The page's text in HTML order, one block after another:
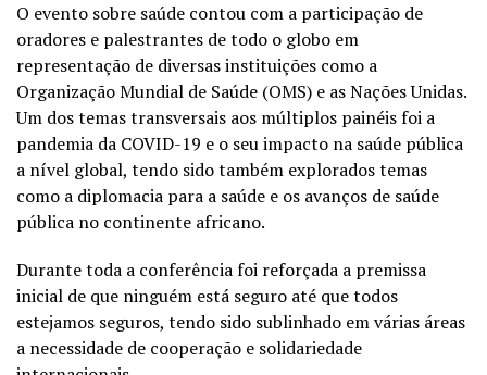
O evento sobre saúde contou com a participação de
oradores e palestrantes de todo o globo em
representação de diversas instituições como a
Organização Mundial de Saúde (OMS) e as Nações Unidas.
Um dos temas transversais aos múltiplos painéis foi a
pandemia da COVID-19 e o seu impacto na saúde pública
a nível global, tendo sido também explorados temas
como a diplomacia para a saúde e os avanços de saúde
pública no continente africano.
Durante toda a conferência foi reforçada a premissa
inicial de que ninguém está seguro até que todos
estejamos seguros, tendo sido sublinhado em várias áreas
a necessidade de cooperação e solidariedade